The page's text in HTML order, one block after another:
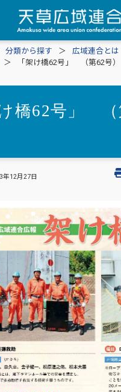
分類から探す 広域連合とは
「架け橋62号」 （第62号）
け橋62号」 （
年12月27日